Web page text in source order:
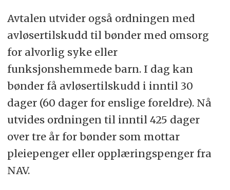
Avtalen utvider også ordningen med
avløsertilskudd til bønder med omsorg
for alvorlig syke eller
funksjonshemmede barn. I dag kan
bønder få avløsertilskudd i inntil 30
dager (60 dager for enslige foreldre). Nå
utvides ordningen til inntil 425 dager
over tre år for bønder som mottar
pleiepenger eller opplæringspenger fra
NAV.